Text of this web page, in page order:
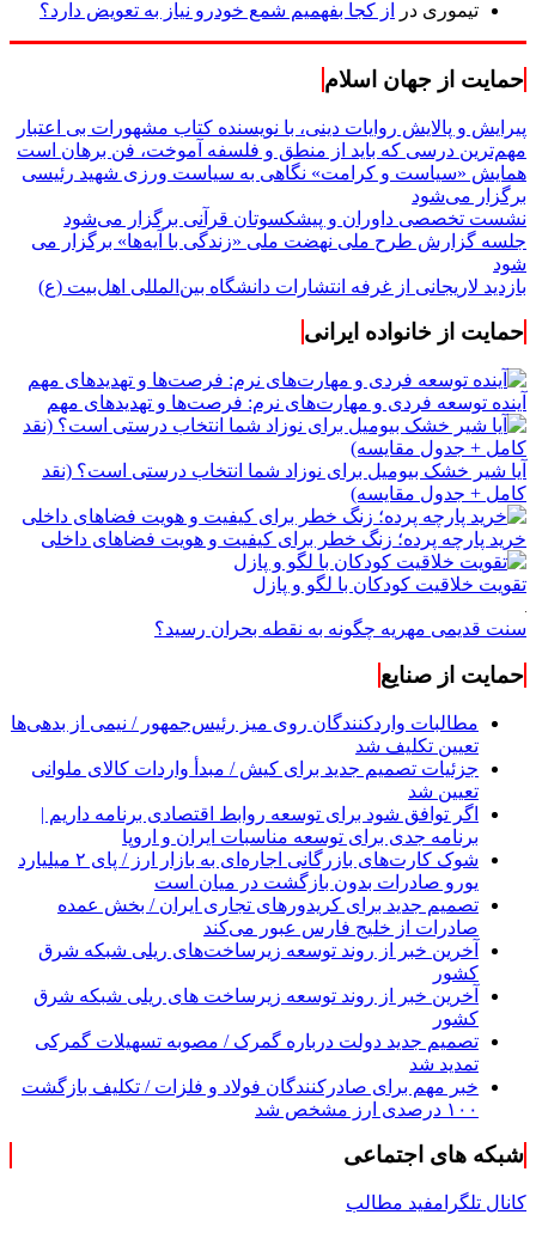
مهم‌ترین درسی که باید از منطق و فلسفه آموخت، فن برهان است
همایش «سیاست و کرامت» نگاهی به سیاست ورزی شهید رئیسی
برگزار می‌شود
نشست تخصصی داوران و پیشکسوتان قرآنی برگزار می‌شود
جلسه گزارش طرح ملی نهضت ملی «زندگی با آیه‌ها» برگزار می
شود
بازدید لاریجانی از غرفه انتشارات دانشگاه بین‌المللی اهل‌بیت (ع)
آینده توسعه فردی و مهارت‌های نرم: فرصت‌ها و تهدیدهای مهم
آیا شیر خشک بیومیل برای نوزاد شما انتخاب درستی است؟ (نقد
کامل + جدول مقایسه)
خرید پارچه پرده؛ زنگ خطر برای کیفیت و هویت فضاهای داخلی
تقویت خلاقیت کودکان با لگو و پازل
تعیین تکلیف شد
جزئیات تصمیم جدید برای کیش / مبدأ واردات کالای ملوانی
تعیین شد
اگر توافق شود برای توسعه روابط اقتصادی برنامه داریم |
برنامه جدی برای توسعه مناسبات ایران و اروپا
یورو صادرات بدون بازگشت در میان است
تصمیم جدید برای کریدورهای تجاری ایران / بخش عمده
صادرات از خلیج فارس عبور می‌کند
آخرین خبر از روند توسعه زیرساخت‌های ریلی شبکه شرق
کشور
آخرین خبر از روند توسعه زیرساخت های ریلی شبکه شرق
کشور
تصمیم جدید دولت درباره گمرک / مصوبه تسهیلات گمرکی
تمدید شد
خبر مهم برای صادرکنندگان فولاد و فلزات / تکلیف بازگشت
۱۰۰ درصدی ارز مشخص شد